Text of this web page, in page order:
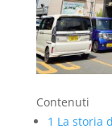
Contenuti
1 La storia